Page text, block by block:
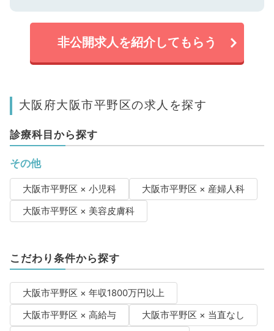
非公開求人を紹介してもらう
大阪府大阪市平野区の求人を探す
診療科目から探す
その他
大阪市平野区 × 小児科
大阪市平野区 × 産婦人科
大阪市平野区 × 美容皮膚科
こだわり条件から探す
大阪市平野区 × 年収1800万円以上
大阪市平野区 × 高給与
大阪市平野区 × 当直なし